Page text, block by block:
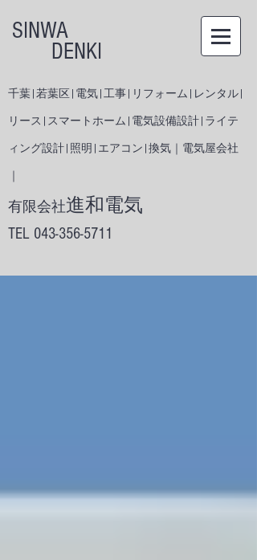
SINWA
DENKI
千葉|若葉区|電気|工事|リフォーム|レンタル|
リース|スマートホーム|電気設備設計|ライテ
ィング設計|照明|エアコン|換気｜電気屋会社
有限会社進和電気
​TEL 043-356-5711